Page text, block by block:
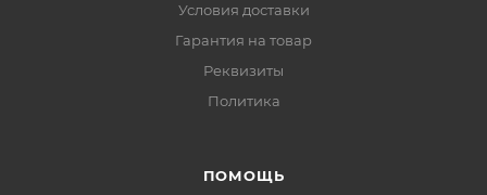
Условия доставки
Гарантия на товар
Реквизиты
Политика
ПОМОЩЬ